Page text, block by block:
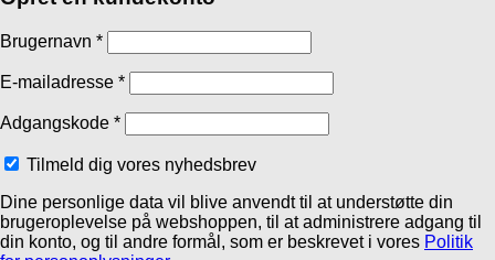
Brugernavn *
E-mailadresse *
Adgangskode *
Tilmeld dig vores nyhedsbrev
Dine personlige data vil blive anvendt til at understøtte din
brugeroplevelse på webshoppen, til at administrere adgang til
din konto, og til andre formål, som er beskrevet i vores Politik